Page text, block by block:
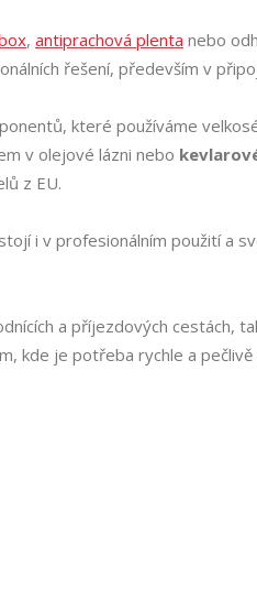
, antiprachová plenta nebo
řešení, především v
které používáme
v olejové lázni nebo
z EU.
i v profesionálním použití a
a příjezdových cestách,
kde je potřeba rychle a